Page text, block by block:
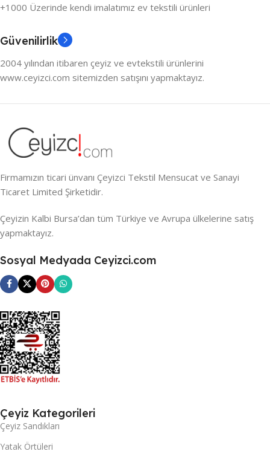
+1000 Üzerinde kendi imalatımız ev tekstili ürünleri
Güvenilirlik
2004 yılından itibaren çeyiz ve evtekstili ürünlerini
www.ceyizci.com sitemizden satışını yapmaktayız.
Firmamızın ticari ünvanı Çeyizci Tekstil Mensucat ve Sanayi
Ticaret Limited Şirketidir.
Çeyizin Kalbi Bursa’dan tüm Türkiye ve Avrupa ülkelerine satış
yapmaktayız.
Sosyal Medyada Ceyizci.com
Çeyiz Kategorileri
Çeyiz Sandıkları
Yatak Örtüleri